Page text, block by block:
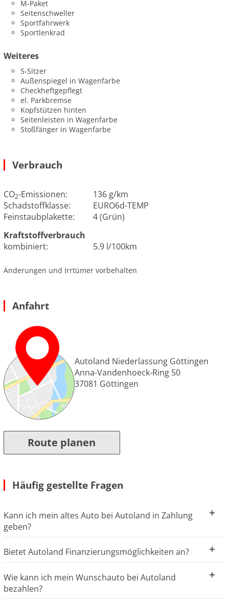
M-Paket
Seitenschweller
Sportfahrwerk
Sportlenkrad
Weiteres
5-Sitzer
Außenspiegel in Wagenfarbe
Checkheftgepflegt
el. Parkbremse
Kopfstützen hinten
Seitenleisten in Wagenfarbe
Stoßfänger in Wagenfarbe
Verbrauch
CO2-Emissionen:
136 g/km
Schadstoffklasse:
EURO6d-TEMP
Feinstaubplakette:
4 (Grün)
Kraftstoffverbrauch
kombiniert:
5.9 l/100km
Änderungen und Irrtümer vorbehalten
Anfahrt
Autoland Niederlassung Göttingen
Anna-Vandenhoeck-Ring 50
37081 Göttingen
Route planen
Häufig gestellte Fragen
Kann ich mein altes Auto bei Autoland in Zahlung
geben?
Bietet Autoland Finanzierungsmöglichkeiten an?
Wie kann ich mein Wunschauto bei Autoland
bezahlen?